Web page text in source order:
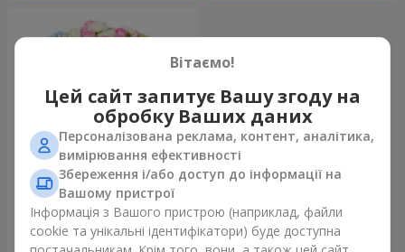
Букет "Tarnis"
5 691 грн
Вітаємо!
Цей сайт запитує Вашу згоду на
обробку Ваших даних
Персоналізована реклама, контент, аналітика,
вимірювання ефективності
Збереження і/або доступ до інформації на
Вашому пристрої
Інформація з Вашого пристрою (наприклад, файли
cookie та унікальні ідентифікатори) буде доступна